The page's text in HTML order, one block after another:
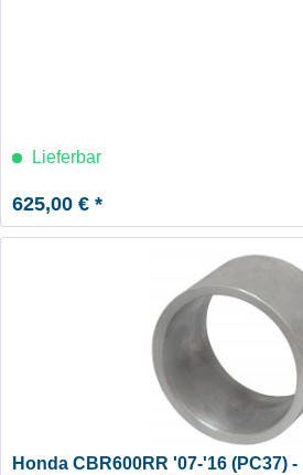
Lieferbar
625,00 € *
Honda CBR600RR '07-'16 (PC37) -